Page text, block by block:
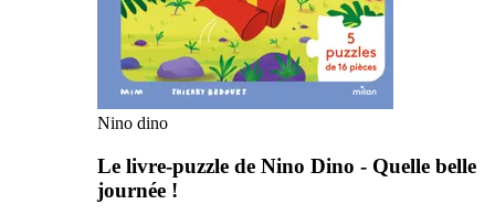
Nino dino
Le livre-puzzle de Nino Dino - Quelle belle
journée !